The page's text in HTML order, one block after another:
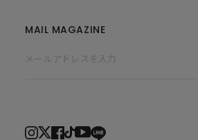
MAIL MAGAZINE